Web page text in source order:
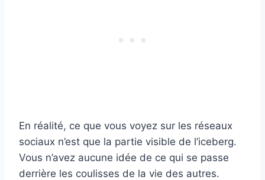
En réalité, ce que vous voyez sur les réseaux
sociaux n’est que la partie visible de l’iceberg.
Vous n’avez aucune idée de ce qui se passe
derrière les coulisses de la vie des autres.